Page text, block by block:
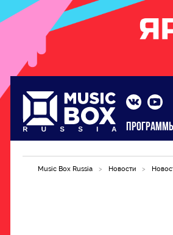
Music Box Russia > Новости >